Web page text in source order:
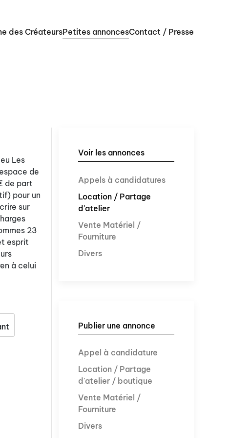
des CréateursPetites annoncesContact / Presse
Les
de
de part
pour un
sur
23
esprit
à celui
Voir les annonces
Appels à candidatures
Location / Partage
d'atelier
Vente Matériel /
Fourniture
Divers
Publier une annonce
Appel à candidature
Location / Partage
d'atelier / boutique
Vente Matériel /
Fourniture
Divers